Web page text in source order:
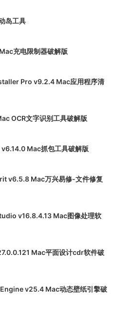
岛工具
充电限制器破解版
Pro v9.2.4 Mac应用程序清
OCR文字识别工具破解版
Mac抓包工具破解版
v6.5.8 Mac万兴易修-文件修复
v16.8.4.13 Mac图像处理软
Mac平面设计cdr软件破
v25.4 Mac动态壁纸引擎破